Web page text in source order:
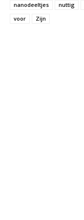
nanodeeltjes
nuttig
voor
Zijn